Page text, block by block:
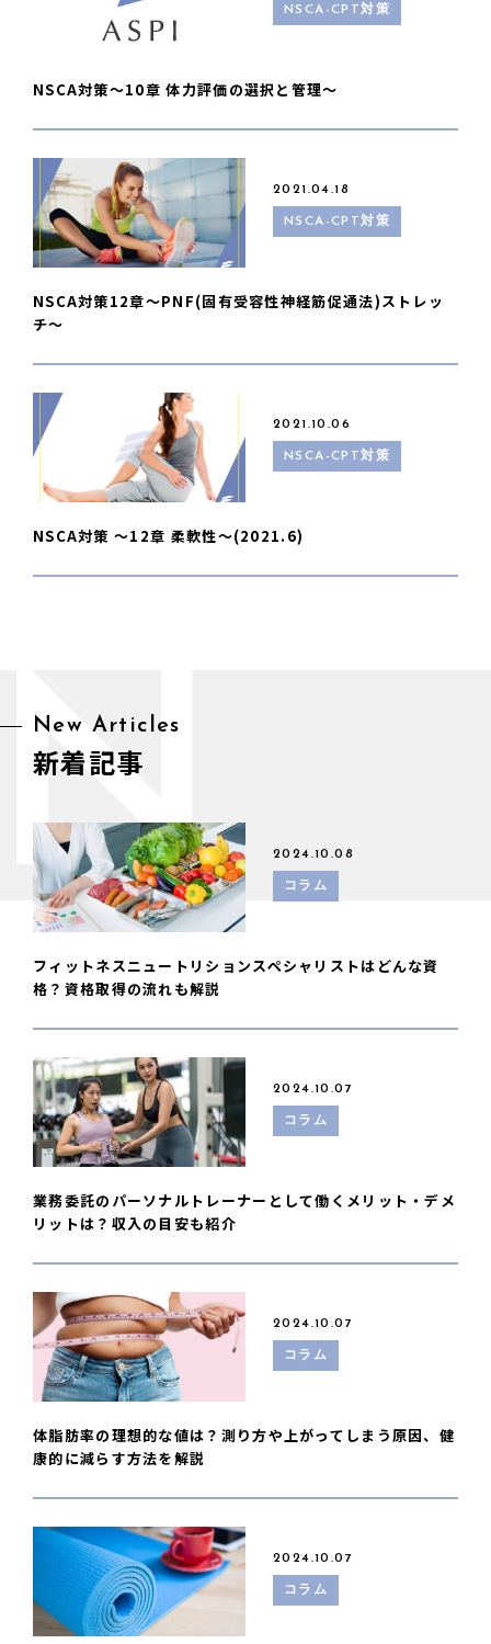
NSCA-CPT対策
NSCA対策〜10章 体力評価の選択と管理〜
2021.04.18
NSCA-CPT対策
NSCA対策12章〜PNF(固有受容性神経筋促通法)ストレッ
チ〜
2021.10.06
NSCA-CPT対策
NSCA対策 〜12章 柔軟性〜(2021.6)
New Articles
新着記事
2024.10.08
コラム
フィットネスニュートリションスペシャリストはどんな資
格？資格取得の流れも解説
2024.10.07
コラム
業務委託のパーソナルトレーナーとして働くメリット・デメ
リットは？収入の目安も紹介
2024.10.07
コラム
体脂肪率の理想的な値は？測り方や上がってしまう原因、健
康的に減らす方法を解説
2024.10.07
コラム